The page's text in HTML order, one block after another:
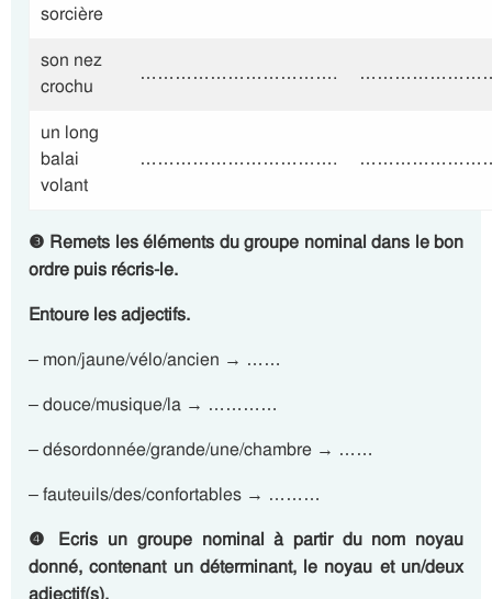
sorcière
son nez
crochu
…………………………….
un long
balai
volant
…………………………….
❸ Remets les éléments du groupe nominal dans le bon
ordre puis récris-le.
Entoure les adjectifs.
– mon/jaune/vélo/ancien → ……
– douce/musique/la → …………
– désordonnée/grande/une/chambre → ……
– fauteuils/des/confortables → ………
❹
Ecris un groupe nominal à partir du nom noyau
donné, contenant un déterminant, le noyau et un/deux
adjectif(s).